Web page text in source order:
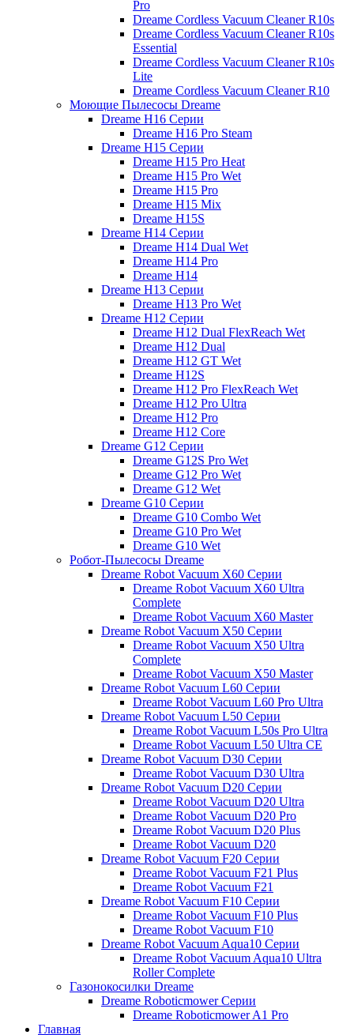
Pro
Dreame Cordless Vacuum Cleaner R10s
Dreame Cordless Vacuum Cleaner R10s
Essential
Dreame Cordless Vacuum Cleaner R10s
Lite
Dreame Cordless Vacuum Cleaner R10
Моющие Пылесосы Dreame
Dreame H16 Серии
Dreame H16 Pro Steam
Dreame H15 Серии
Dreame H15 Pro Heat
Dreame H15 Pro Wet
Dreame H15 Pro
Dreame H15 Mix
Dreame H15S
Dreame H14 Серии
Dreame H14 Dual Wet
Dreame H14 Pro
Dreame H14
Dreame H13 Серии
Dreame H13 Pro Wet
Dreame H12 Серии
Dreame H12 Dual FlexReach Wet
Dreame H12 Dual
Dreame H12 GT Wet
Dreame H12S
Dreame H12 Pro FlexReach Wet
Dreame H12 Pro Ultra
Dreame H12 Pro
Dreame H12 Core
Dreame G12 Серии
Dreame G12S Pro Wet
Dreame G12 Pro Wet
Dreame G12 Wet
Dreame G10 Серии
Dreame G10 Combo Wet
Dreame G10 Pro Wet
Dreame G10 Wet
Робот-Пылесосы Dreame
Dreame Robot Vacuum X60 Серии
Dreame Robot Vacuum X60 Ultra
Complete
Dreame Robot Vacuum X60 Master
Dreame Robot Vacuum X50 Серии
Dreame Robot Vacuum X50 Ultra
Complete
Dreame Robot Vacuum X50 Master
Dreame Robot Vacuum L60 Серии
Dreame Robot Vacuum L60 Pro Ultra
Dreame Robot Vacuum L50 Серии
Dreame Robot Vacuum L50s Pro Ultra
Dreame Robot Vacuum L50 Ultra CE
Dreame Robot Vacuum D30 Серии
Dreame Robot Vacuum D30 Ultra
Dreame Robot Vacuum D20 Серии
Dreame Robot Vacuum D20 Ultra
Dreame Robot Vacuum D20 Pro
Dreame Robot Vacuum D20 Plus
Dreame Robot Vacuum D20
Dreame Robot Vacuum F20 Серии
Dreame Robot Vacuum F21 Plus
Dreame Robot Vacuum F21
Dreame Robot Vacuum F10 Серии
Dreame Robot Vacuum F10 Plus
Dreame Robot Vacuum F10
Dreame Robot Vacuum Aqua10 Серии
Dreame Robot Vacuum Aqua10 Ultra
Roller Complete
Газонокосилки Dreame
Dreame Roboticmower Серии
Dreame Roboticmower A1 Pro
Главная